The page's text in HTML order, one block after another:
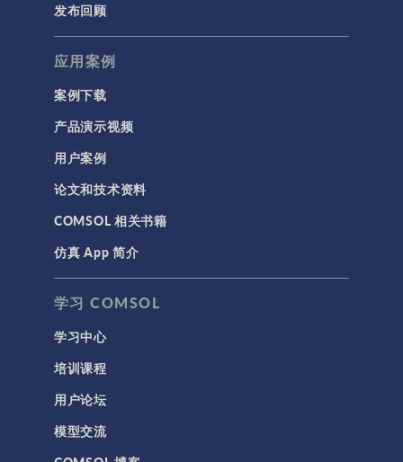
发布回顾
应用案例
案例下载
产品演示视频
用户案例
论文和技术资料
COMSOL 相关书籍
仿真 App 简介
学习 COMSOL
学习中心
培训课程
用户论坛
模型交流